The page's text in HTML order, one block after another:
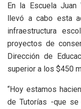
En la Escuela Juan
llevó a cabo esta
infraestructura
proyectos de
Dirección de
superior a los $450
“Hoy estamos
de Tutorías -que